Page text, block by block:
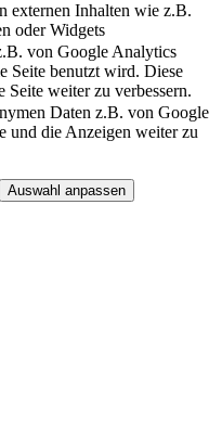
externen Inhalten wie z.B.
oder Widgets
von Google Analytics
Seite benutzt wird. Diese
Seite weiter zu verbessern.
Daten z.B. von Google
und die Anzeigen weiter zu
Auswahl anpassen